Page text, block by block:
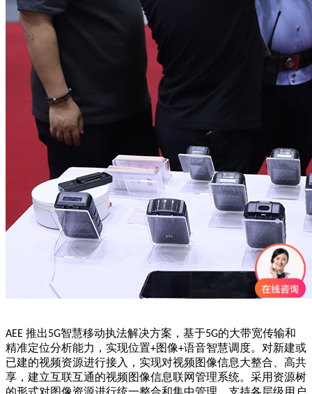
AEE 推出5G智慧移动执法解决方案，基于5G的大带宽传输和
精准定位分析能力，实现位置+图像+语音智慧调度。对新建或
已建的视频资源进行接入，实现对视频图像信息大整合、高共
享，建立互联互通的视频图像信息联网管理系统。采用资源树
的形式对图像资源进行统一整合和集中管理，支持各层级用户